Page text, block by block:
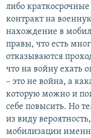
либо
контракт на
нахождение в
правы, что есть
отказываются
что на войну ехать
– это не война, а
которую можно и
себе повысить. Но
из виду
мобилизации